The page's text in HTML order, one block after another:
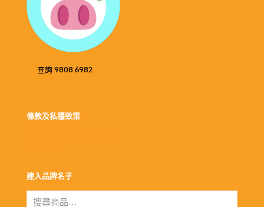
查詢 9808 6982
條款及私穩致策
建入品牌名子